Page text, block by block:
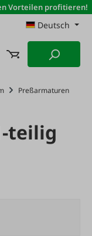
Vorteilen profitieren!
Deutsch
Preßarmaturen
teilig